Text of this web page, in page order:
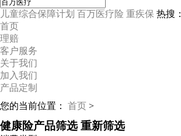
儿童综合保障计划 百万医疗险 重疾保 热搜：
首页
理赔
客户服务
关于我们
加入我们
产品定制
您的当前位置： 首页 >
健康险产品筛选 重新筛选